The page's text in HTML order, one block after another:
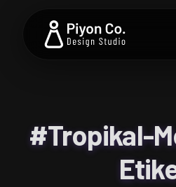
#Tropikal-